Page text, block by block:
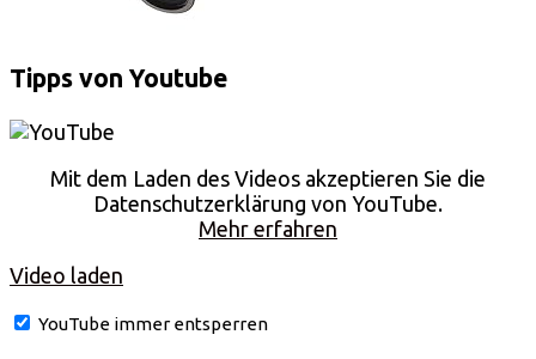
Tipps von Youtube
Mit dem Laden des Videos akzeptieren Sie die
Datenschutzerklärung von YouTube.
Mehr erfahren
Video laden
YouTube immer entsperren